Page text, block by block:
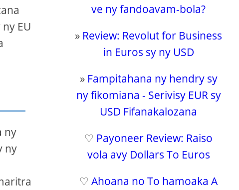
EU
ny
ny
ve ny fandoavam-bola?
» Review: Revolut for Business
in Euros sy ny USD
» Fampitahana ny hendry sy
ny fikomiana - Serivisy EUR sy
USD Fifanakalozana
♡ Payoneer Review: Raiso
vola avy Dollars To Euros
♡Ahoana no To hamoaka A